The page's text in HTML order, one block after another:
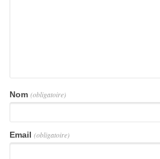
Nom (obligatoire)
Email (obligatoire)